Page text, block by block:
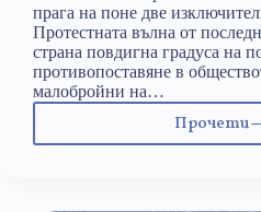
прага на поне две
Протестната вълна от
страна повдигна градуса на
противопоставяне в
малобройни на…
Прочети
На